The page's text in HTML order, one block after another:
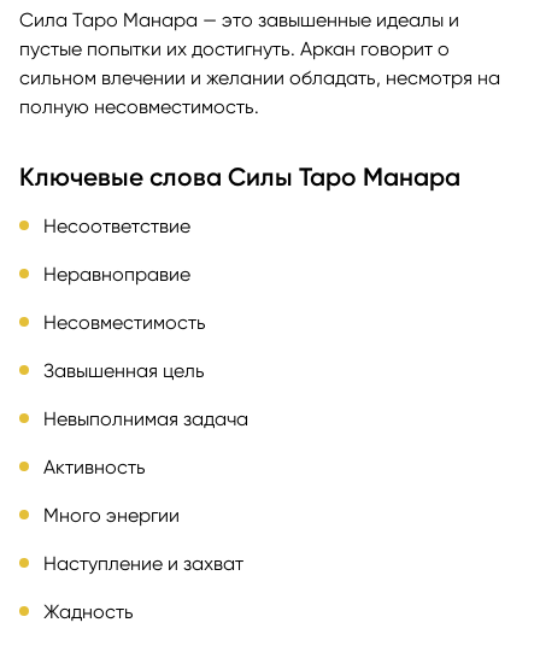
Сила Таро Манара — это завышенные идеалы и
пустые попытки их достигнуть. Аркан говорит о
сильном влечении и желании обладать, несмотря на
полную несовместимость.
Ключевые слова Силы Таро Манара
Несоответствие
Неравноправие
Несовместимость
Завышенная цель
Невыполнимая задача
Активность
Много энергии
Наступление и захват
Жадность